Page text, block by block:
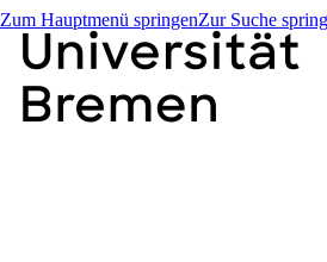
Zum Hauptmenü springenZur Suche